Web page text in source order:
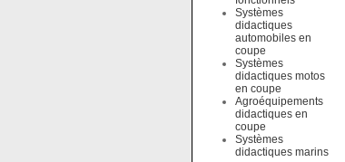
Systèmes
didactiques
automobiles en
coupe
Systèmes
didactiques motos
en coupe
Agroéquipements
didactiques en
coupe
Systèmes
didactiques marins